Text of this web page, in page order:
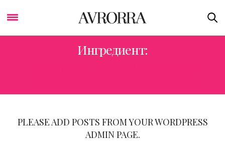
Ингредиент:
PLEASE ADD POSTS FROM YOUR WORDPRESS
ADMIN PAGE.